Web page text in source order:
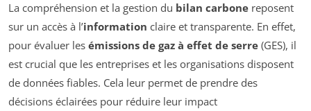
La compréhension et la gestion du bilan carbone reposent
sur un accès à l’information claire et transparente. En effet,
pour évaluer les émissions de gaz à effet de serre (GES), il
est crucial que les entreprises et les organisations disposent
de données fiables. Cela leur permet de prendre des
décisions éclairées pour réduire leur impact